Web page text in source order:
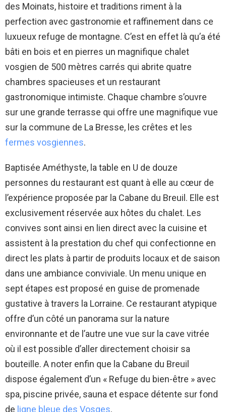
des Moinats, histoire et traditions riment à la
perfection avec gastronomie et raffinement dans ce
luxueux refuge de montagne. C’est en effet là qu’a été
bâti en bois et en pierres un magnifique chalet
vosgien de 500 mètres carrés qui abrite quatre
chambres spacieuses et un restaurant
gastronomique intimiste. Chaque chambre s’ouvre
sur une grande terrasse qui offre une magnifique vue
sur la commune de La Bresse, les crêtes et les
fermes vosgiennes.
Baptisée Améthyste, la table en U de douze
personnes du restaurant est quant à elle au cœur de
l’expérience proposée par la Cabane du Breuil. Elle est
exclusivement réservée aux hôtes du chalet. Les
convives sont ainsi en lien direct avec la cuisine et
assistent à la prestation du chef qui confectionne en
direct les plats à partir de produits locaux et de saison
dans une ambiance conviviale. Un menu unique en
sept étapes est proposé en guise de promenade
gustative à travers la Lorraine. Ce restaurant atypique
offre d’un côté un panorama sur la nature
environnante et de l’autre une vue sur la cave vitrée
où il est possible d’aller directement choisir sa
bouteille. A noter enfin que la Cabane du Breuil
dispose également d’un « Refuge du bien-être » avec
spa, piscine privée, sauna et espace détente sur fond
de ligne bleue des Vosges.